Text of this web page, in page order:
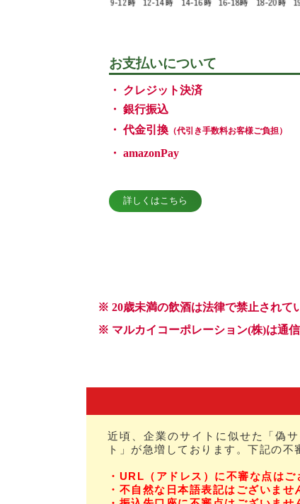
近頃、企業のサイトに似せた「偽
ト」が急増しております。下記の
・URL（アドレス）に不審な点は
・不自然な日本語表記はございませ